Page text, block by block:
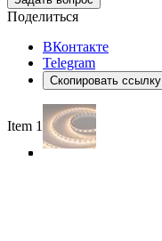
Поделиться
ВКонтакте
Telegram
Скопировать ссылку
Item 1 of 5